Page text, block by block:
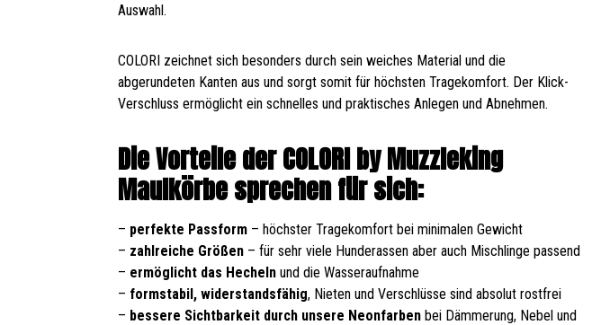
Auswahl.
COLORI zeichnet sich besonders durch sein weiches Material und die
abgerundeten Kanten aus und sorgt somit für höchsten Tragekomfort. Der Klick-
Verschluss ermöglicht ein schnelles und praktisches Anlegen und Abnehmen.
Die Vorteile der COLORI by Muzzleking
Maulkörbe sprechen für sich:
– perfekte Passform – höchster Tragekomfort bei minimalen Gewicht
– zahlreiche Größen – für sehr viele Hunderassen aber auch Mischlinge passend
– ermöglicht das Hecheln und die Wasseraufnahme
– formstabil, widerstandsfähig, Nieten und Verschlüsse sind absolut rostfrei
– bessere Sichtbarkeit durch unsere Neonfarben bei Dämmerung, Nebel und